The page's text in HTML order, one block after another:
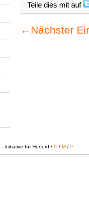
Teile dies mit auf
← Nächster
Initiative für Herford / C/ M/ P